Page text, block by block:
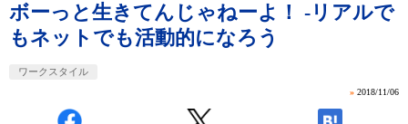
ボーっと生きてんじゃねーよ！ -リアルで
もネットでも活動的になろう
ワークスタイル
» 2018/11/06